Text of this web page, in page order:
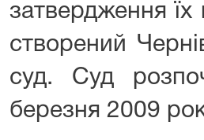
затвердження їх
створений
суд. Суд
березня 2009